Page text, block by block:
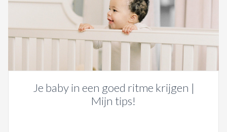
Je baby in een goed ritme krijgen |
Mijn tips!